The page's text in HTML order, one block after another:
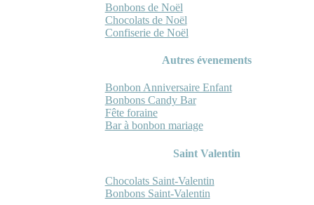
Bonbons de Noël
Chocolats de Noël
Confiserie de Noël
Autres évenements
Bonbon Anniversaire Enfant
Bonbons Candy Bar
Fête foraine
Bar à bonbon mariage
Saint Valentin
Chocolats Saint-Valentin
Bonbons Saint-Valentin